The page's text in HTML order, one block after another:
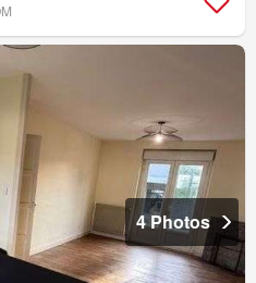
4 Photos